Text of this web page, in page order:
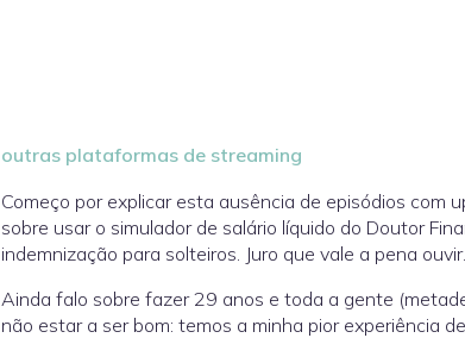
outras plataformas de streaming
Começo por explicar esta ausência de episódios com
sobre usar o simulador de salário líquido do Doutor
indemnização para solteiros. Juro que vale a pena
Ainda falo sobre fazer 29 anos e toda a gente
não estar a ser bom: temos a minha pior experiência